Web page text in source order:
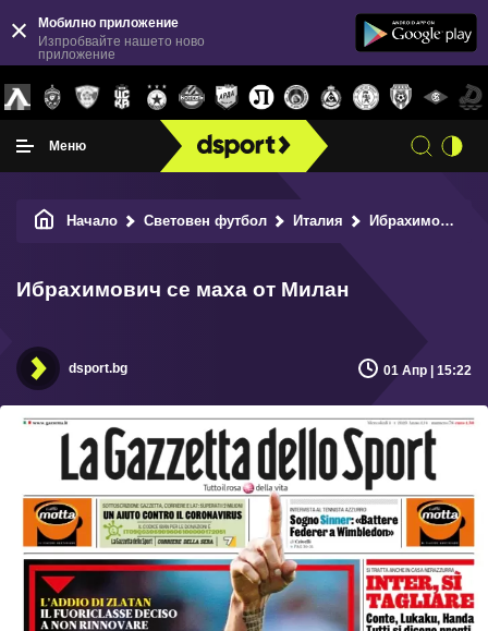
Мобилно приложение
Изпробвайте нашето ново
приложение
Меню
Начало Световен футбол Италия Ибрахимович се маха от Милан
Ибрахимович се маха от Милан
dsport.bg 01 Апр | 15:22